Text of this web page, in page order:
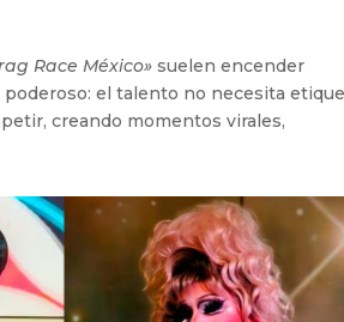
Race México» suelen encender
el talento no necesita
creando momentos virales,